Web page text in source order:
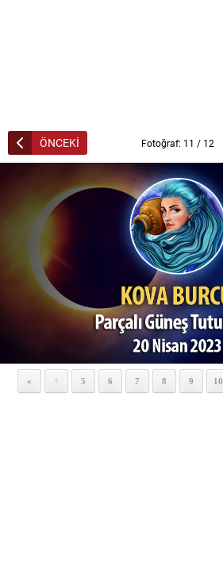
ÖNCEKİ Fotoğraf: 11 / 12
« < 5 6 7 8 9 10